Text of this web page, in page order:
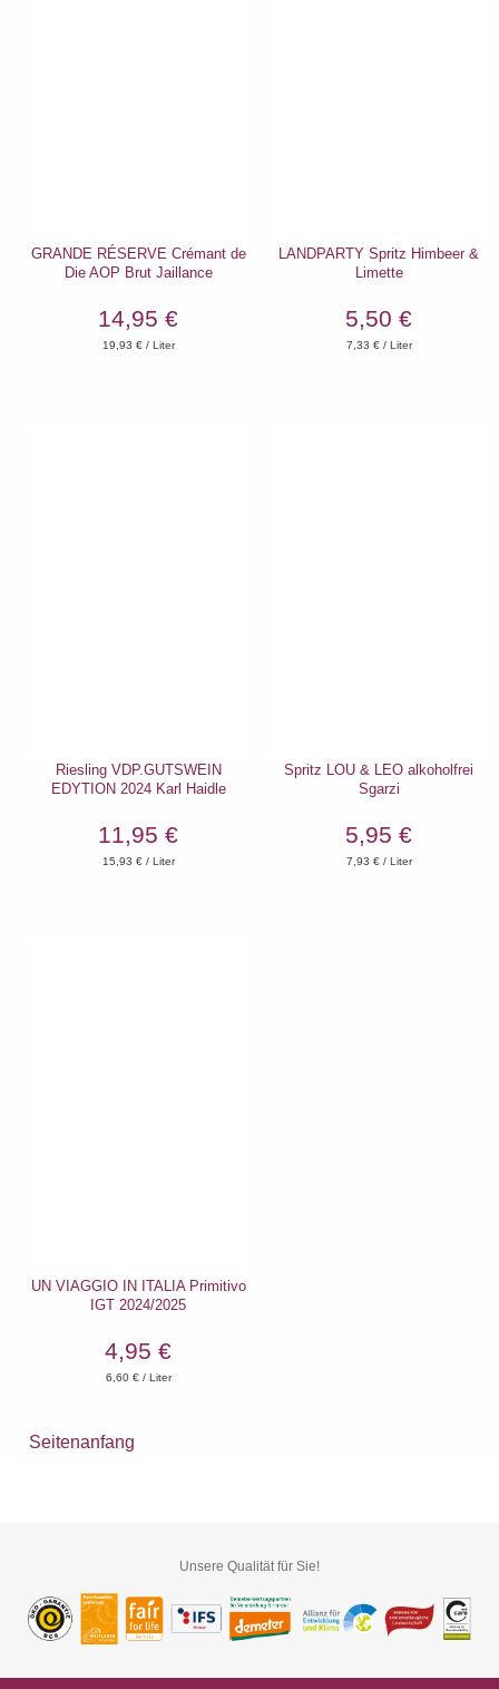
GRANDE RÉSERVE Crémant de
Die AOP Brut Jaillance
14,95 €
19,93 € / Liter
LANDPARTY Spritz Himbeer &
Limette
5,50 €
7,33 € / Liter
Riesling VDP.GUTSWEIN
EDYTION 2024 Karl Haidle
11,95 €
15,93 € / Liter
Spritz LOU & LEO alkoholfrei
Sgarzi
5,95 €
7,93 € / Liter
UN VIAGGIO IN ITALIA Primitivo
IGT 2024/2025
4,95 €
6,60€ / Liter
Seitenanfang
Unsere Qualität für Sie!